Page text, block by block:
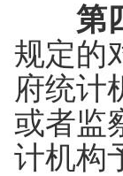
第
规定的
府统计
或者监
计机构